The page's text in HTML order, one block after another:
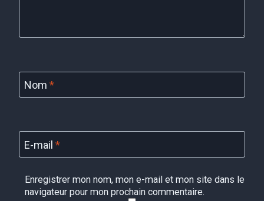
Nom *
E-mail *
Enregistrer mon nom, mon e-mail et mon site dans le
navigateur pour mon prochain commentaire.